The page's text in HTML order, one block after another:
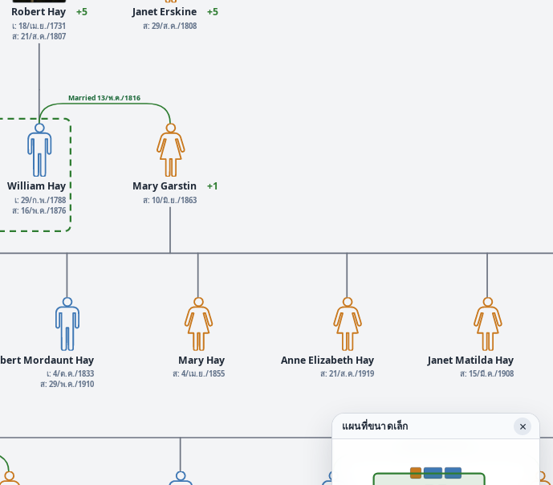
Married 13/พ.ค./1816
Robert Hay
เ: 18/เม.ย./1731
ส: 21/ส.ค./1807
+5 Janet Erskine
ส: 29/ส.ค./1808
+5
William Hay
เ: 29/ก.พ./1788
ส: 16/พ.ค./1876
Mary Garstin
ส: 10/มิ.ย./1863
+1
Mordaunt Hay
เ: 4/ต.ค./1833
ส: 29/พ.ค./1910
Mary Hay
ส: 4/เม.ย./1855
Anne Elizabeth Hay
ส: 21/ส.ค./1919
Janet Matilda Hay
ส: 15/มี.ค./1908
แผนที่ขนาดเล็ก ×